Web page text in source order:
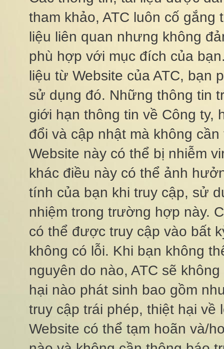
tham khảo, ATC luôn cố
liệu liên quan nhưng không
phù hợp với mục đích của
liệu từ Website của ATC, bạn
sử dụng đó. Những thông tin
giới hạn thông tin về Công ty,
đổi và cập nhật mà không
Website này có thể bị nhiễm
khác điều này có thể ảnh
tính của bạn khi truy cập, sử
nhiệm trong trường hợp này.
có thể được truy cập vào bất
không có lỗi. Khi bạn không
nguyên do nào, ATC sẽ
hại nào phát sinh bao gồm
truy cập trái phép, thiệt hại về
Website có thể tạm hoãn và/